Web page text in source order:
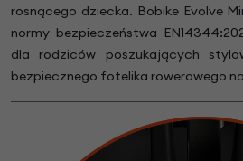
rosnącego dziecka. Bobike Evolve
normy bezpieczeństwa
dla rodziców poszukających
bezpiecznego fotelika rowerowego